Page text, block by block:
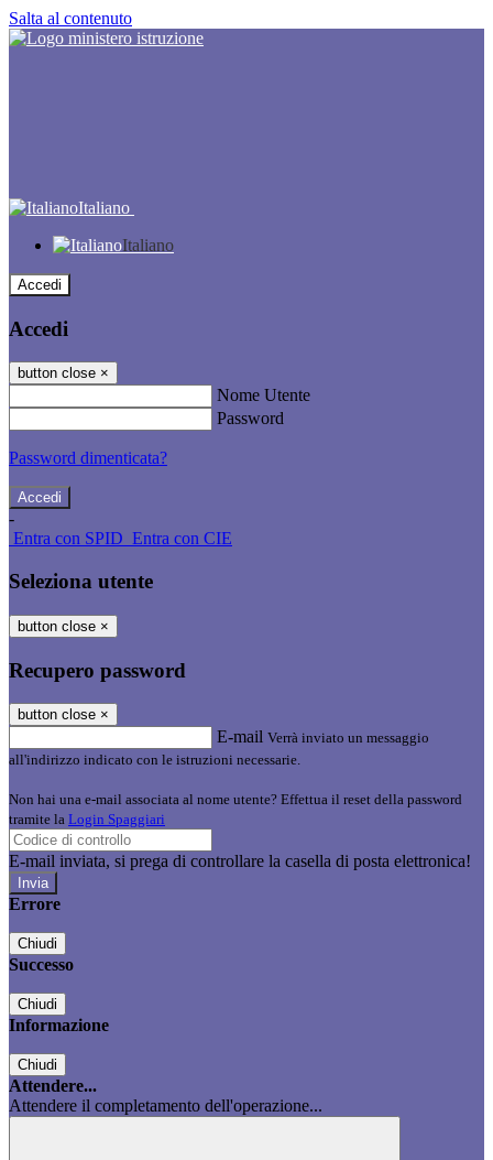
Salta al contenuto
Italiano
Italiano
Accedi
Accedi
button close ×
Nome Utente
Password
Password dimenticata?
-
Entra con SPID Entra con CIE
Seleziona utente
button close ×
Recupero password
button close ×
E-mail Verrà inviato un messaggio
all'indirizzo indicato con le istruzioni necessarie.
Non hai una e-mail associata al nome utente? Effettua il reset della password
tramite la Login Spaggiari
E-mail inviata, si prega di controllare la casella di posta elettronica!
Errore
Chiudi
Successo
Chiudi
Informazione
Chiudi
Attendere...
Attendere il completamento dell'operazione...